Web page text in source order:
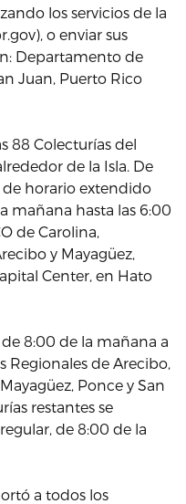
los servicios de la
o enviar sus
Departamento de
Juan, Puerto Rico
88 Colecturías del
de la Isla. De
de horario extendido
mañana hasta las 6:00
de Carolina,
y Mayagüez,
Center, en Hato
8:00 de la mañana a
Regionales de Arecibo,
Ponce y San
restantes se
de 8:00 de la
a todos los